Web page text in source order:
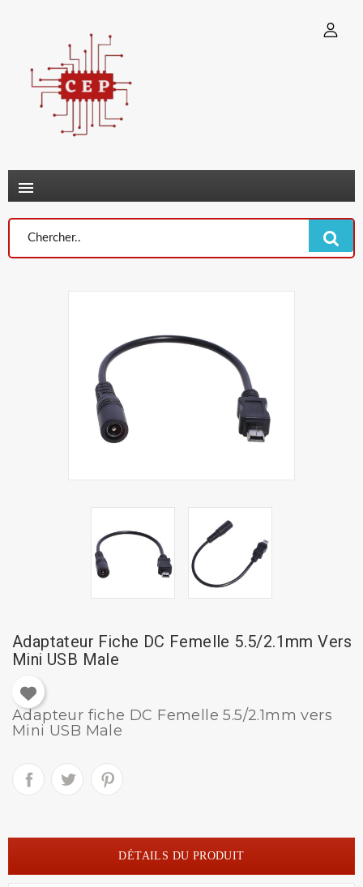

Adaptateur Fiche DC Femelle 5.5/2.1mm Vers
Mini USB Male
Adapteur fiche DC Femelle 5.5/2.1mm vers
Mini USB Male
DÉTAILS DU PRODUIT
Connexion ×
You need to be logged in to save products in your wish list.